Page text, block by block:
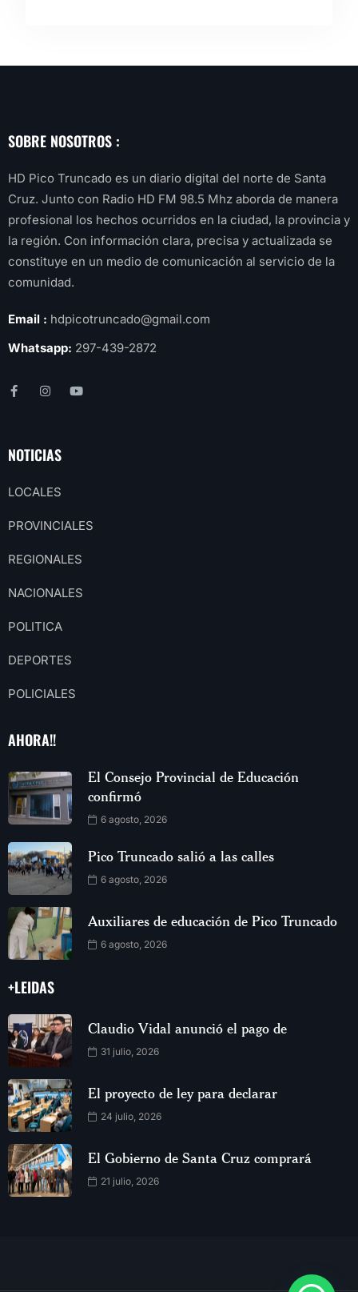
SOBRE NOSOTROS :
HD Pico Truncado es un diario digital del norte de Santa
Cruz. Junto con Radio HD FM 98.5 Mhz aborda de manera
profesional los hechos ocurridos en la ciudad, la provincia y
la región. Con información clara, precisa y actualizada se
constituye en un medio de comunicación al servicio de la
comunidad.
Email : hdpicotruncado@gmail.com
Whatsapp: 297-439-2872
NOTICIAS
LOCALES
PROVINCIALES
REGIONALES
NACIONALES
POLITICA
DEPORTES
POLICIALES
AHORA!!
El Consejo Provincial de Educación
confirmó
6 agosto, 2026
Pico Truncado salió a las calles
6 agosto, 2026
Auxiliares de educación de Pico Truncado
6 agosto, 2026
+LEIDAS
Claudio Vidal anunció el pago de
31 julio, 2026
El proyecto de ley para declarar
24 julio, 2026
El Gobierno de Santa Cruz comprará
21 julio, 2026